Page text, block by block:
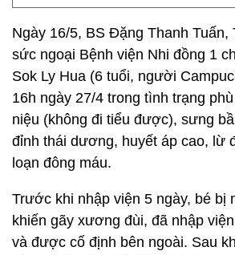
Ngày 16/5, BS Đặng Thanh Tuấn,
sức ngoại Bệnh viện Nhi đồng 1
Sok Ly Hua (6 tuổi, người
16h ngày 27/4 trong tình trạng
niệu (không đi tiểu được), sưng
đỉnh thái dương, huyết áp cao, lừ
loạn đông máu.
Trước khi nhập viện 5 ngày, bé bị
khiến gãy xương đùi, đã nhập
và được cố định bên ngoài. Sau